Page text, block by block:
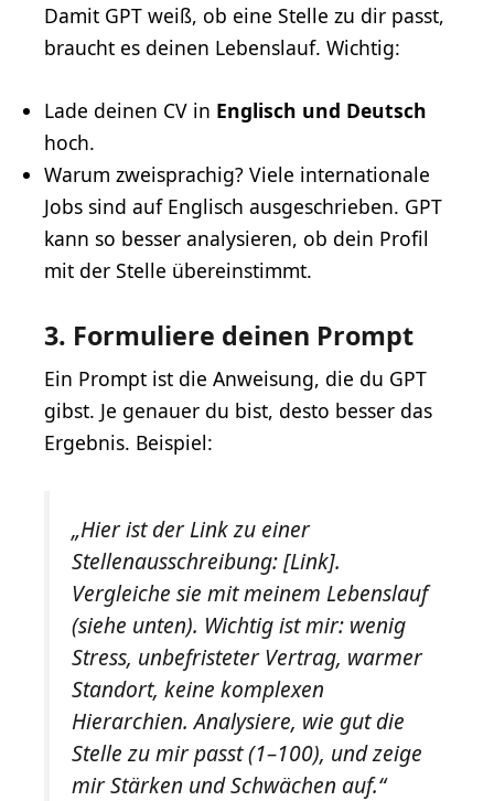
Damit GPT weiß, ob eine Stelle zu dir passt,
braucht es deinen Lebenslauf. Wichtig:
Lade deinen CV in Englisch und Deutsch
hoch.
Warum zweisprachig? Viele internationale
Jobs sind auf Englisch ausgeschrieben. GPT
kann so besser analysieren, ob dein Profil
mit der Stelle übereinstimmt.
3. Formuliere deinen Prompt
Ein Prompt ist die Anweisung, die du GPT
gibst. Je genauer du bist, desto besser das
Ergebnis. Beispiel:
„Hier ist der Link zu einer
Stellenausschreibung: [Link].
Vergleiche sie mit meinem Lebenslauf
(siehe unten). Wichtig ist mir: wenig
Stress, unbefristeter Vertrag, warmer
Standort, keine komplexen
Hierarchien. Analysiere, wie gut die
Stelle zu mir passt (1–100), und zeige
mir Stärken und Schwächen auf.“